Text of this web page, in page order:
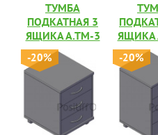
ТУМБА
ПОДКАТНАЯ 3
ЯЩИКА А.ТМ-3
-20%
ЯЩИКА
-20%